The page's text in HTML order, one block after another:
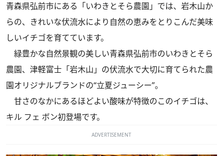
青森県弘前市にある「いわきとそら農園」では、岩木山か
らの、きれいな伏流水により自然の恵みをとりこんだ美味
しいイチゴを育てています。
緑豊かな自然景観の美しい青森県弘前市のいわきとそら
農園、津軽富士「岩木山」の伏流水で大切に育てられた農
園オリジナルブランドの“立夏ジューシー”。
甘さのなかにあるほどよい酸味が特徴のこのイチゴは、
キル フェ ボン初登場です。
ADVERTISEMENT